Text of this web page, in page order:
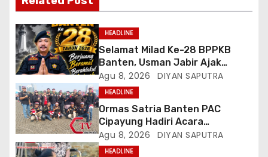
HEADLINE
Selamat Milad Ke-28 BPPKB
Banten, Usman Jabir Ajak
Perkuat Solidaritas Dan
Kebersamaan
Agu 8, 2026 DIYAN SAPUTRA
HEADLINE
Ormas Satria Banten PAC
Cipayung Hadiri Acara
Menjelang HUT Ke-81
Kemerdekaan RI Di Silang Monas
Agu 8, 2026 DIYAN SAPUTRA
HEADLINE